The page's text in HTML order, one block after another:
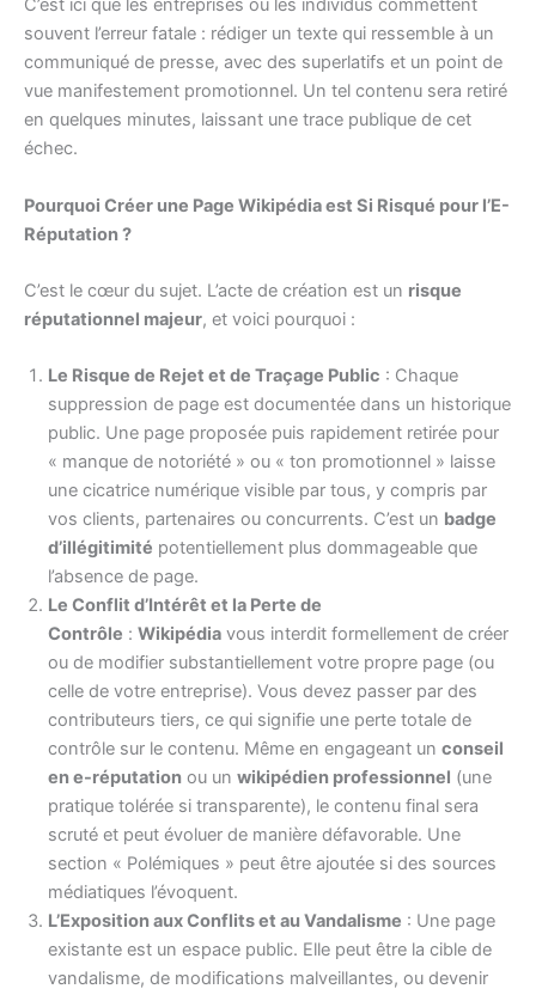
C’est ici que les entreprises ou les individus commettent
souvent l’erreur fatale : rédiger un texte qui ressemble à un
communiqué de presse, avec des superlatifs et un point de
vue manifestement promotionnel. Un tel contenu sera retiré
en quelques minutes, laissant une trace publique de cet
échec.
Pourquoi Créer une Page Wikipédia est Si Risqué pour l’E-
Réputation ?
C’est le cœur du sujet. L’acte de création est un risque
réputationnel majeur, et voici pourquoi :
Le Risque de Rejet et de Traçage Public : Chaque
suppression de page est documentée dans un historique
public. Une page proposée puis rapidement retirée pour
« manque de notoriété » ou « ton promotionnel » laisse
une cicatrice numérique visible par tous, y compris par
vos clients, partenaires ou concurrents. C’est un badge
d’illégitimité potentiellement plus dommageable que
l’absence de page.
Le Conflit d’Intérêt et la Perte de
Contrôle : Wikipédia vous interdit formellement de créer
ou de modifier substantiellement votre propre page (ou
celle de votre entreprise). Vous devez passer par des
contributeurs tiers, ce qui signifie une perte totale de
contrôle sur le contenu. Même en engageant un conseil
en e-réputation ou un wikipédien professionnel (une
pratique tolérée si transparente), le contenu final sera
scruté et peut évoluer de manière défavorable. Une
section « Polémiques » peut être ajoutée si des sources
médiatiques l’évoquent.
L’Exposition aux Conflits et au Vandalisme : Une page
existante est un espace public. Elle peut être la cible de
vandalisme, de modifications malveillantes, ou devenir